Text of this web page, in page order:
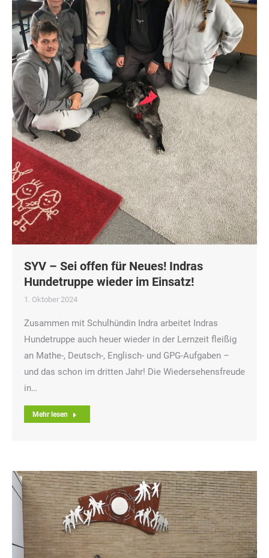
SYV – Sei offen für Neues! Indras
Hundetruppe wieder im Einsatz!
1. Oktober 2024
Zusammen mit Schulhündin Indra arbeitet Indras
Hundetruppe auch heuer wieder in der Lernzeit fleißig
an Mathe-, Deutsch-, Englisch- und GPG-Aufgaben –
und das schon im dritten Jahr! Die Wiedersehensfreude
in…
Mehr lesen